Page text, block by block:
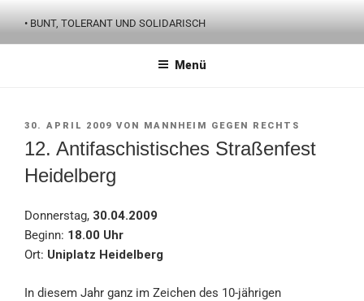
Inhalt
springen
• BUNT, TOLERANT UND SOLIDARISCH
Menü
VERÖFFENTLICHT
30. APRIL 2009 VON MANNHEIM GEGEN RECHTS
12. Antifaschistisches Straßenfest
Heidelberg
Donnerstag, 30.04.2009
Beginn: 18.00 Uhr
Ort: Uniplatz Heidelberg
In diesem Jahr ganz im Zeichen des 10-jährigen